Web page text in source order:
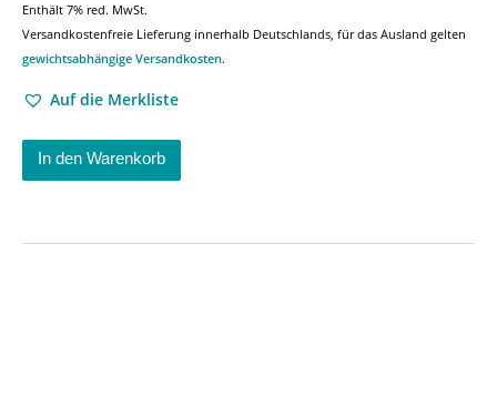
Enthält 7% red. MwSt.
Versandkostenfreie Lieferung innerhalb Deutschlands, für das Ausland gelten
gewichtsabhängige Versandkosten.
Auf die Merkliste
In den Warenkorb